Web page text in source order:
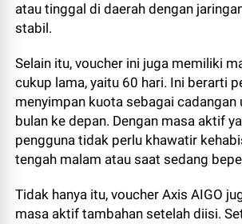
atau tinggal di daerah dengan
stabil.
Selain itu, voucher ini juga memiliki
cukup lama, yaitu 60 hari. Ini berarti
menyimpan kuota sebagai cadangan
bulan ke depan. Dengan masa aktif
pengguna tidak perlu khawatir
tengah malam atau saat sedang
Tidak hanya itu, voucher Axis AIGO
masa aktif tambahan setelah diisi.